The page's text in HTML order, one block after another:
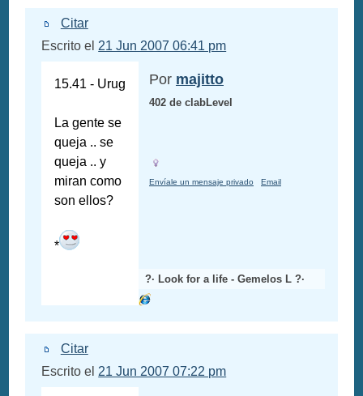
Citar
Escrito el 21 Jun 2007 06:41 pm
15.41 - Urug
La gente se
queja .. se
queja .. y
miran como
son ellos?
*
Por majitto
402 de clabLevel
Envíale un mensaje privado Email
?· Look for a life - Gemelos L ?·
Citar
Escrito el 21 Jun 2007 07:22 pm